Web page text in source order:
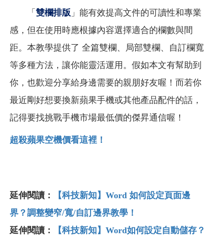
「 雙欄排版 」能有效提高文件的可讀性和專業
感，但在使用時應根據內容選擇適合的欄數與間
距。本教學提供了 全篇雙欄、局部雙欄、自訂欄寬
等多種方法，讓你能靈活運用。假如本文有幫助到
你，也歡迎分享給身邊需要的親朋好友喔！而若你
最近剛好想要換新蘋果手機或其他產品配件的話，
記得要找挑戰手機市場最低價的傑昇通信喔！
超殺蘋果空機價看這裡！
延伸閱讀：
【科技新知】Word 如何設定頁面邊
界？調整變窄/寬/自訂邊界教學！
延伸閱讀：
【科技新知】Word如何設定自動儲存？